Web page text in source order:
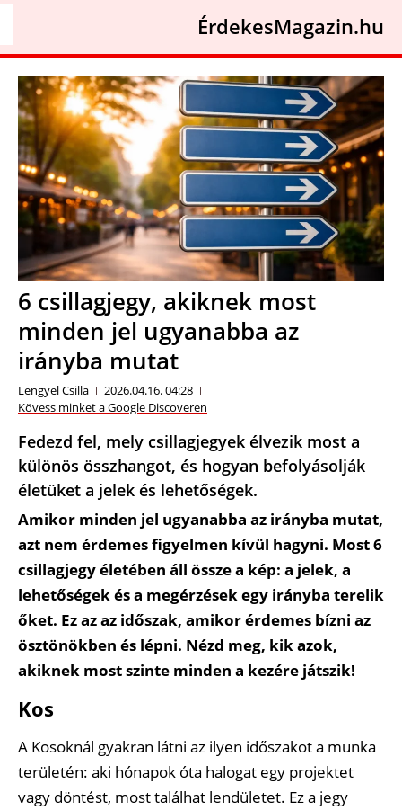
ÉrdekesMagazin.hu
6 csillagjegy, akiknek most
minden jel ugyanabba az
irányba mutat
Lengyel Csilla
2026.04.16. 04:28
Kövess minket a Google Discoveren
Fedezd fel, mely csillagjegyek élvezik most a
különös összhangot, és hogyan befolyásolják
életüket a jelek és lehetőségek.
Amikor minden jel ugyanabba az irányba mutat,
azt nem érdemes figyelmen kívül hagyni. Most 6
csillagjegy életében áll össze a kép: a jelek, a
lehetőségek és a megérzések egy irányba terelik
őket. Ez az az időszak, amikor érdemes bízni az
ösztönökben és lépni. Nézd meg, kik azok,
akiknek most szinte minden a kezére játszik!
Kos
A Kosoknál gyakran látni az ilyen időszakot a munka
területén: aki hónapok óta halogat egy projektet
vagy döntést, most találhat lendületet. Ez a jegy